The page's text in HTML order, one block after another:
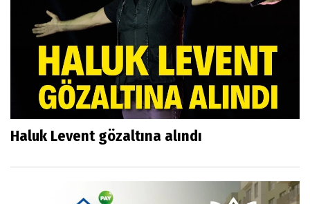
Haluk Levent gözaltına alındı